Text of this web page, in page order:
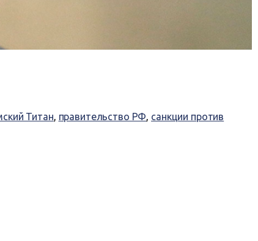
Титан, правительство РФ, санкции против